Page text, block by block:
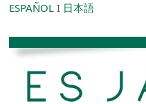
ESPAÑOL I 日本語